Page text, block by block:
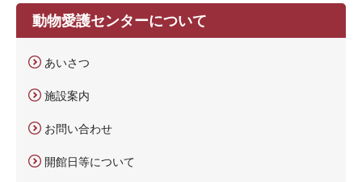
動物愛護センターについて
あいさつ
施設案内
お問い合わせ
開館日等について